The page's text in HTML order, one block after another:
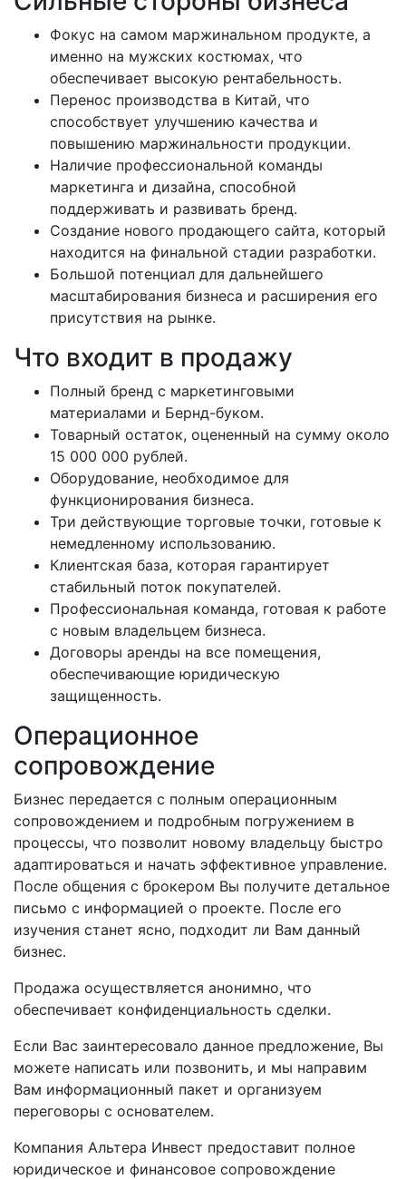
Фокус на самом маржинальном продукте, а
именно на мужских костюмах, что
обеспечивает высокую рентабельность.
Перенос производства в Китай, что
способствует улучшению качества и
повышению маржинальности продукции.
Наличие профессиональной команды
маркетинга и дизайна, способной
поддерживать и развивать бренд.
Создание нового продающего сайта, который
находится на финальной стадии разработки.
Большой потенциал для дальнейшего
масштабирования бизнеса и расширения его
присутствия на рынке.
Что входит в продажу
Полный бренд с маркетинговыми
материалами и Бернд-буком.
Товарный остаток, оцененный на сумму около
15 000 000 рублей.
Оборудование, необходимое для
функционирования бизнеса.
Три действующие торговые точки, готовые к
немедленному использованию.
Клиентская база, которая гарантирует
стабильный поток покупателей.
Профессиональная команда, готовая к работе
с новым владельцем бизнеса.
Договоры аренды на все помещения,
обеспечивающие юридическую
защищенность.
Операционное
сопровождение
Бизнес передается с полным операционным
сопровождением и подробным погружением в
процессы, что позволит новому владельцу быстро
адаптироваться и начать эффективное управление.
После общения с брокером Вы получите детальное
письмо с информацией о проекте. После его
изучения станет ясно, подходит ли Вам данный
бизнес.
Продажа осуществляется анонимно, что
обеспечивает конфиденциальность сделки.
Если Вас заинтересовало данное предложение, Вы
можете написать или позвонить, и мы направим
Вам информационный пакет и организуем
переговоры с основателем.
Компания Альтера Инвест предоставит полное
юридическое и финансовое сопровождение